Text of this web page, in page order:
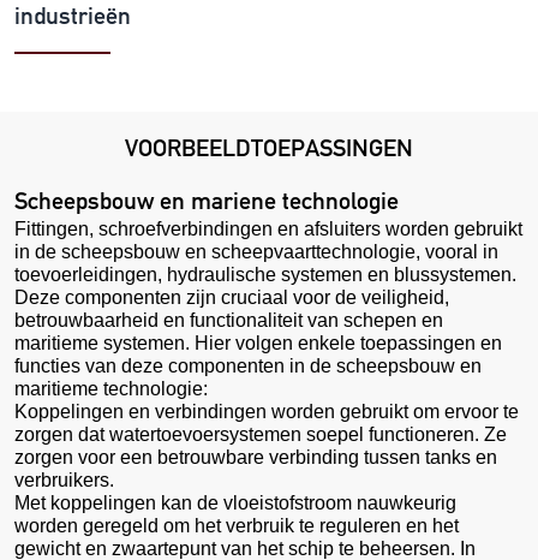
industrieën
VOORBEELDTOEPASSINGEN
Scheepsbouw en mariene technologie
Fittingen, schroefverbindingen en afsluiters worden gebruikt
in de scheepsbouw en scheepvaarttechnologie, vooral in
toevoerleidingen, hydraulische systemen en blussystemen.
Deze componenten zijn cruciaal voor de veiligheid,
betrouwbaarheid en functionaliteit van schepen en
maritieme systemen. Hier volgen enkele toepassingen en
functies van deze componenten in de scheepsbouw en
maritieme technologie:
Koppelingen en verbindingen worden gebruikt om ervoor te
zorgen dat watertoevoersystemen soepel functioneren. Ze
zorgen voor een betrouwbare verbinding tussen tanks en
verbruikers.
Met koppelingen kan de vloeistofstroom nauwkeurig
worden geregeld om het verbruik te reguleren en het
gewicht en zwaartepunt van het schip te beheersen. In